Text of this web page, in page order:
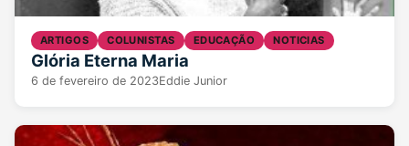
ARTIGOS COLUNISTAS EDUCAÇÃO NOTICIAS
Glória Eterna Maria
6 de fevereiro de 2023Eddie Junior